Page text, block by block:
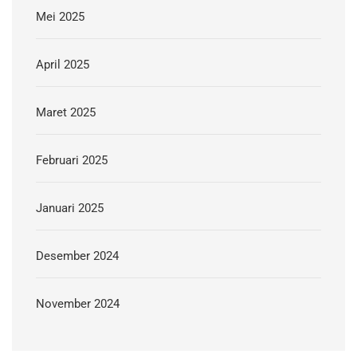
Mei 2025
April 2025
Maret 2025
Februari 2025
Januari 2025
Desember 2024
November 2024